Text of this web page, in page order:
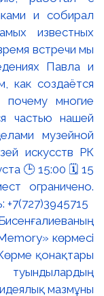
и собирал
известных
встречи мы
Павла и
создаётся
почему многие
частью нашей
музейной
искусств РК
🕒 15:00 🗓 15
ограничено.
+7(727)3945715